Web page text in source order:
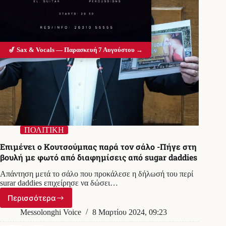
ΠΟΛΙΤΙΚΗ
Επιμένει ο Κουτσούμπας παρά τον σάλο -Πήγε στη
βουλή με φωτό από διαφημίσεις από sugar daddies
Απάντηση μετά το σάλο που προκάλεσε η δήλωσή του περί
surar daddies επιχείρησε να δώσει…
Περισσότερα
Επιμένει
ο
Messolonghi Voice 8 Μαρτίου 2024, 09:23
🎷 Sax & Vocals — Παρασκευή 7 Αυγούστου →